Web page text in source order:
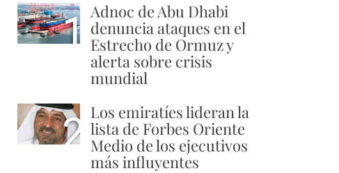
1 Adnoc de Abu Dhabi
denuncia ataques en el
Estrecho de Ormuz y
alerta sobre crisis
mundial
2 Los emiratíes lideran la
lista de Forbes Oriente
Medio de los ejecutivos
más influyentes